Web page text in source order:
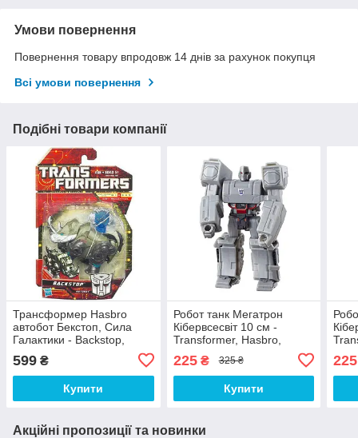
Умови повернення
Повернення товару впродовж 14 днів за рахунок покупця
Всі умови повернення
Подібні товари компанії
Трансформер Hasbro
автобот Бекстоп, Сила
Галактики - Backstop,
599 ₴
Купити
Робот танк Мегатрон
Кібервсесвіт 10 см -
Transformer, Hasbro,
Cyberverse
225₴ 325 ₴
Купити
225
Акційні пропозиції та новинки